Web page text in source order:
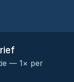
— 1× per